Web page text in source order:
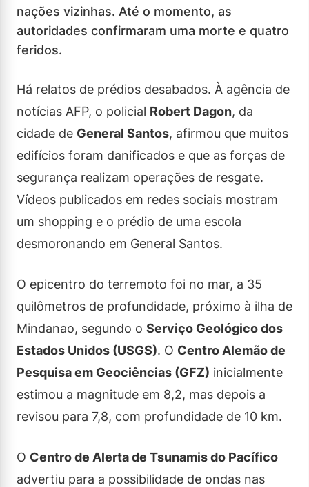
nações vizinhas. Até o momento, as
autoridades confirmaram uma morte e quatro
feridos.
Há relatos de prédios desabados. À agência de
notícias AFP, o policial Robert Dagon, da
cidade de General Santos, afirmou que muitos
edifícios foram danificados e que as forças de
segurança realizam operações de resgate.
Vídeos publicados em redes sociais mostram
um shopping e o prédio de uma escola
desmoronando em General Santos.
O epicentro do terremoto foi no mar, a 35
quilômetros de profundidade, próximo à ilha de
Mindanao, segundo o Serviço Geológico dos
Estados Unidos (USGS). O Centro Alemão de
Pesquisa em Geociências (GFZ) inicialmente
estimou a magnitude em 8,2, mas depois a
revisou para 7,8, com profundidade de 10 km.
O Centro de Alerta de Tsunamis do Pacífico
advertiu para a possibilidade de ondas nas